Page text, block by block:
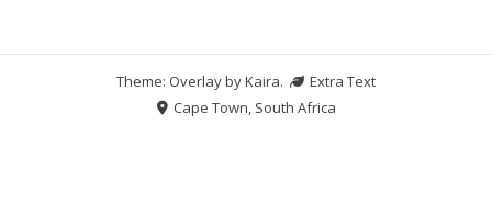
Theme: Overlay byKaira.
Extra Text
Cape Town, South Africa